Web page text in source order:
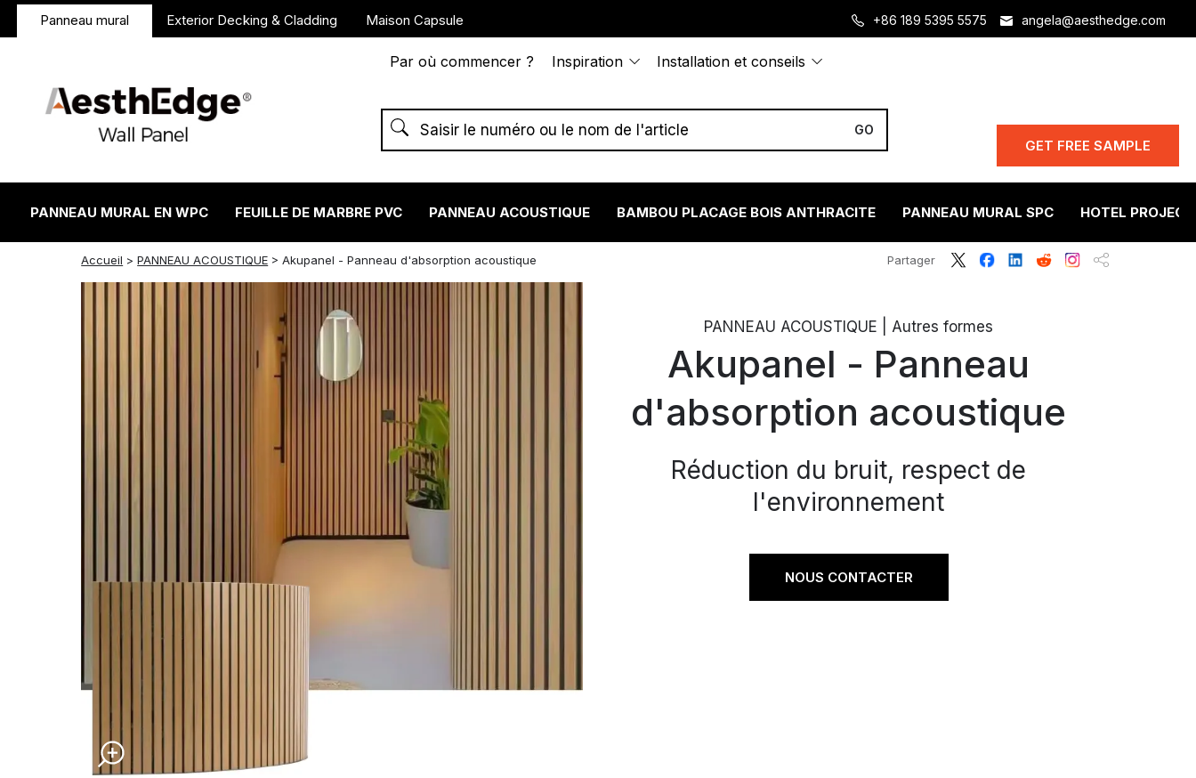
Panneau mural Exterior Decking & Cladding Maison Capsule +86 189 5395 5575 angela@aesthedge.com
Par où commencer ? Inspiration Installation et conseils
GET FREE SAMPLE
PANNEAU MURAL EN WPC FEUILLE DE MARBRE PVC PANNEAU ACOUSTIQUE BAMBOU PLACAGE BOIS ANTHRACITE PANNEAU MURAL SPC HOTEL PROJECT
Accueil >PANNEAU ACOUSTIQUE >Akupanel - Panneau d'absorption acoustique Partager
twitterfacebook
linkedin
redditinstagram
PANNEAU ACOUSTIQUE | Autres formes
Akupanel - Panneau
d'absorption acoustique
Réduction du bruit, respect de
l'environnement
NOUS CONTACTER